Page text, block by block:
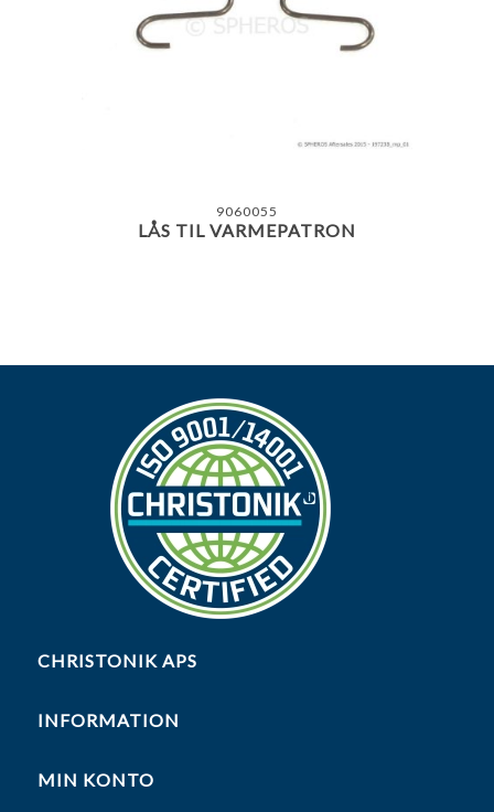
9060055
LÅS TIL VARMEPATRON
CHRISTONIK APS
INFORMATION
MIN KONTO